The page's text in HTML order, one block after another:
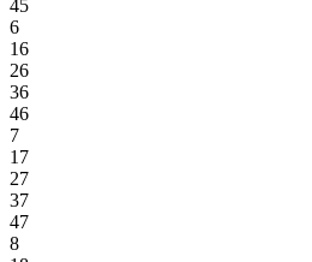
45
6
16
26
36
46
7
17
27
37
47
8